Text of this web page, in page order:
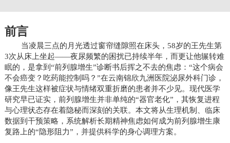
前言
当凌晨三点的月光透过窗帘缝隙照在床头，58岁的王先生第
3次从床上坐起——夜尿频繁的困扰已持续半年，而更让他辗转难
眠的，是拿到“前列腺增生”诊断书后挥之不去的焦虑：“这个病会
不会癌变？吃药能控制吗？”在云南锦欣九洲医院泌尿外科门诊，
像王先生这样被症状与情绪双重折磨的患者并不少见。现代医学
研究早已证实，前列腺增生并非单纯的“器官老化”，其恢复进程
与心理状态存在着隐秘而深刻的关联。本文将从生理机制、临床
数据到干预策略，系统解析长期精神焦虑如何成为前列腺增生康
复路上的“隐形阻力”，并提供科学的身心调理方案。